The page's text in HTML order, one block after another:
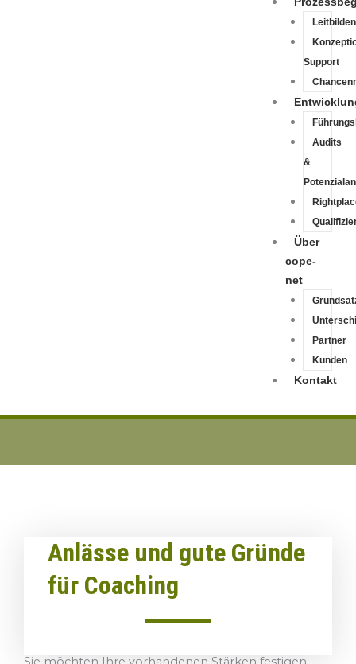
Support
Audits
&
Über
cope-
net
Partner
Kunden
Kontakt
Anlässe und gute Gründe
für Coaching